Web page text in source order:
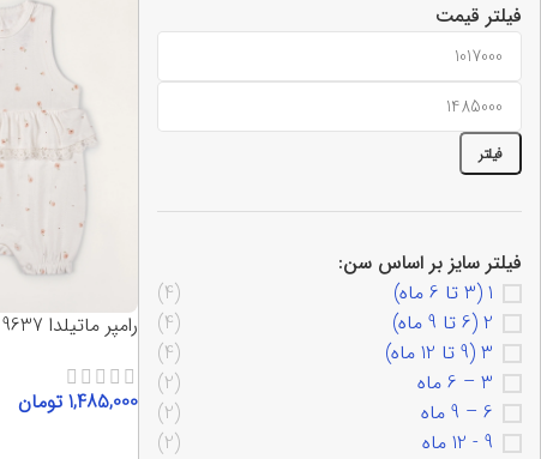
فیلتر قیمت
فیلتر
فیلتر سایز بر اساس سن:
1 (3 تا 6 ماه)
(4)
2 (6 تا 9 ماه)
(4)
3 (9 تا 12 ماه)
(4)
3 – 6 ماه
(2)
6 – 9 ماه
(2)
9 - 12 ماه
(2)
رامپر ماتیلدا 9637
1,485,000 تومان